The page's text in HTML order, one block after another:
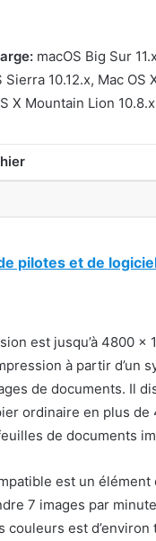
macOS Big Sur
10.12.x, Mac OS
X Mountain Lion
pilotes et de
est jusqu’à 4800
à partir d’un
de documents. Il
ordinaire en plus
de documents
est un élément
7 images par
est